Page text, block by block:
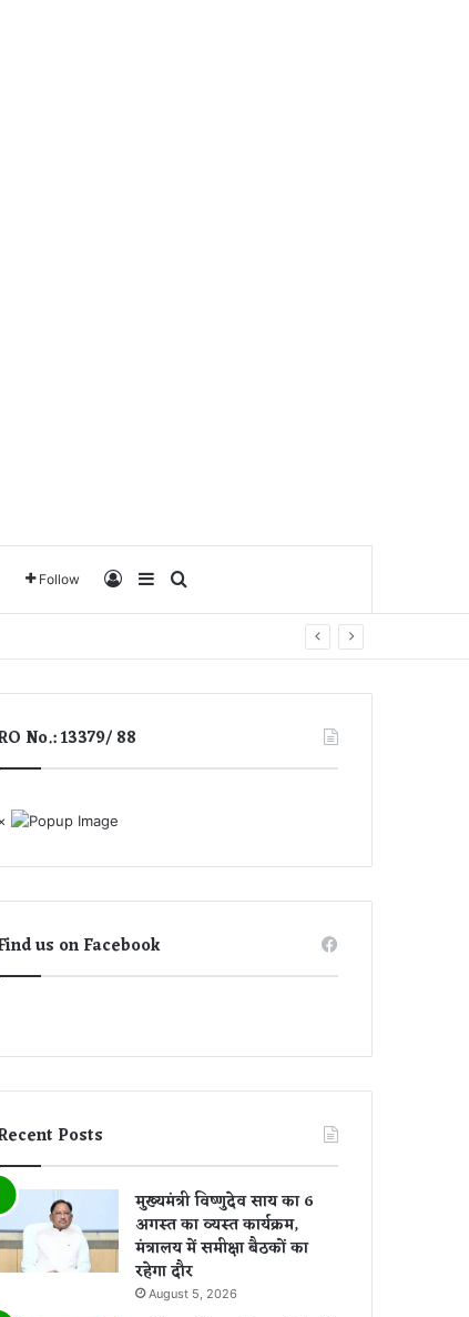
Follow Log InSidebar
No.: 13379/ 88
us on Facebook
Posts
मुख्यमंत्री विष्णुदेव साय का 6
अगस्त का व्यस्त कार्यक्रम,
मंत्रालय में समीक्षा बैठकों का
रहेगा दौर
August 5, 2026